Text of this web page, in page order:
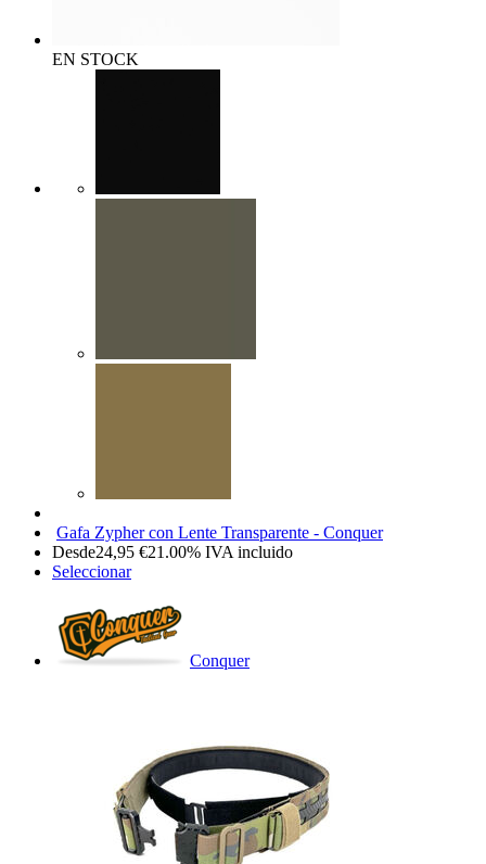
EN STOCK
Gafa Zypher con Lente Transparente - Conquer
Desde24,95 €21.00% IVA incluido
Seleccionar
Conquer